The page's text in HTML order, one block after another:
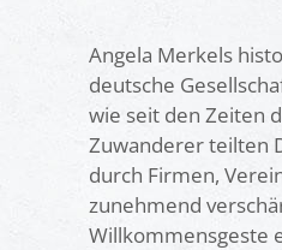
Angela Merkels
deutsche
wie seit den Zeiten
Zuwanderer teilten
durch Firmen,
zunehmend
Willkommensgeste
Ein